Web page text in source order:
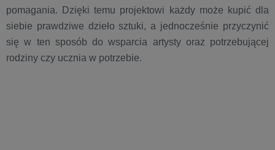
pomagania. Dzięki temu projektowi każdy może kupić dla
siebie prawdziwe dzieło sztuki, a jednocześnie przyczynić
się w ten sposób do wsparcia artysty oraz potrzebującej
rodziny czy ucznia w potrzebie.